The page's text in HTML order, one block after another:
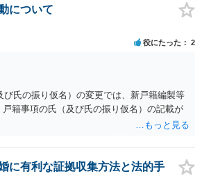
すので、やはり結論は変わらないかもしれ
の「刑事に強い」とうたっている弁護士に相
うか。 以上、ご参考まで。
について
役にたった 2
び氏の振り仮名）の変更では、新戸籍編製等
籍事項の氏（及び氏の振り仮名）の記載が
に有利な証拠収集方法と法的手